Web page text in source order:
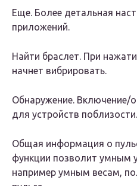
Еще. Более детальная
приложений.
Найти браслет. При
начнет вибрировать.
Обнаружение. Включение/
для устройств поблизости.
Общая информация о
функции позволит умным
например умным весам,